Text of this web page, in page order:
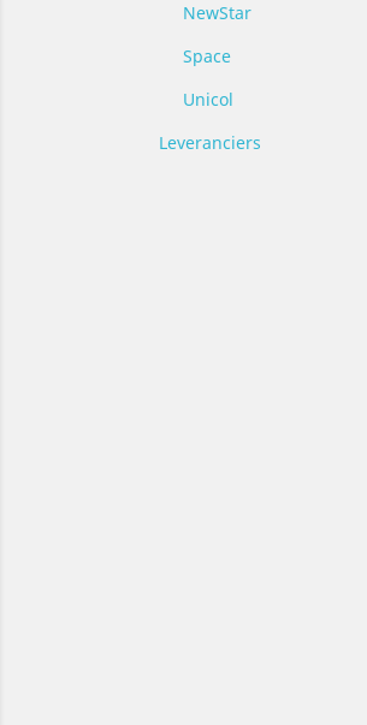
NewStar
Space
Unicol
Leveranciers